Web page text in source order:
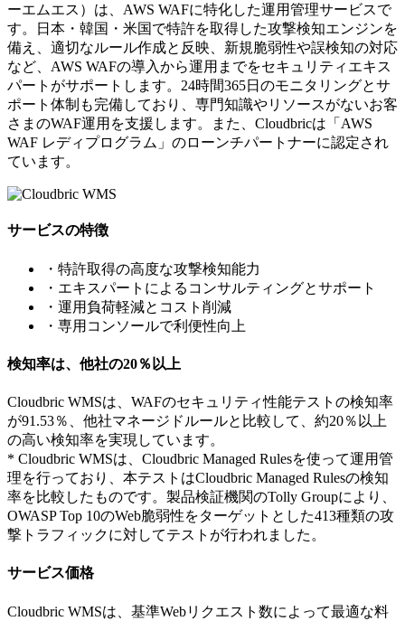
ーエムエス）は、AWS WAFに特化した運用管理サービスで
す。日本・韓国・米国で特許を取得した攻撃検知エンジンを
備え、適切なルール作成と反映、新規脆弱性や誤検知の対応
など、AWS WAFの導入から運用までをセキュリティエキス
パートがサポートします。24時間365日のモニタリングとサ
ポート体制も完備しており、専門知識やリソースがないお客
さまのWAF運用を支援します。また、Cloudbricは「AWS
WAF レディプログラム」のローンチパートナーに認定され
ています。
サービスの特徴
・特許取得の高度な攻撃検知能力
・エキスパートによるコンサルティングとサポート
・運用負荷軽減とコスト削減
・専用コンソールで利便性向上
検知率は、他社の20％以上
Cloudbric WMSは、WAFのセキュリティ性能テストの検知率
が91.53％、他社マネージドルールと比較して、約20％以上
の高い検知率を実現しています。
* Cloudbric WMSは、Cloudbric Managed Rulesを使って運用管
理を行っており、本テストはCloudbric Managed Rulesの検知
率を比較したものです。製品検証機関のTolly Groupにより、
OWASP Top 10のWeb脆弱性をターゲットとした413種類の攻
撃トラフィックに対してテストが行われました。
サービス価格
Cloudbric WMSは、基準Webリクエスト数によって最適な料